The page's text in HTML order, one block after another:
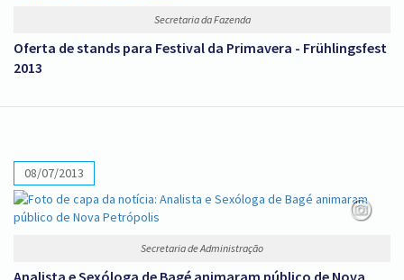
Secretaria da Fazenda
Oferta de stands para Festival da Primavera - Frühlingsfest
2013
08/07/2013
Secretaria de Administração
Analista e Sexóloga de Bagé animaram público de Nova